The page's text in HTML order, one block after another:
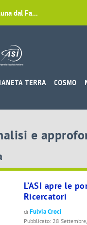
dal Fa...
TERRA COSMO
e
L’ASI apre le
Ricercatori
di Fulvia Croci
Pubblicato: 28